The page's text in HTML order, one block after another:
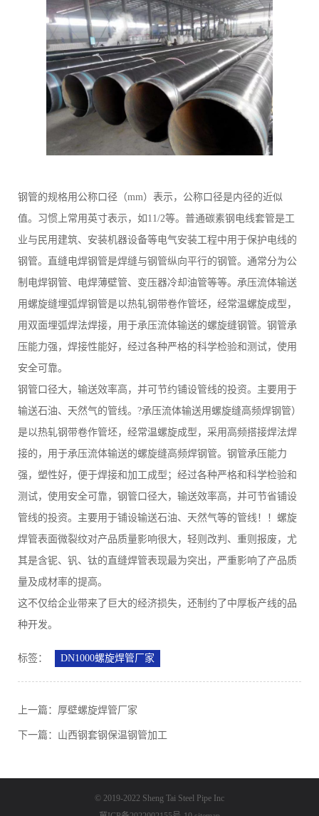
钢管的规格用公称口径（mm）表示，公称口径是内径的近似
值。习惯上常用英寸表示，如11/2等。普通碳素钢电线套管是工
业与民用建筑、安装机器设备等电气安装工程中用于保护电线的
钢管。直缝电焊钢管是焊缝与钢管纵向平行的钢管。通常分为公
制电焊钢管、电焊薄壁管、变压器冷却油管等等。承压流体输送
用螺旋缝埋弧焊钢管是以热轧钢带卷作管坯，经常温螺旋成型，
用双面埋弧焊法焊接，用于承压流体输送的螺旋缝钢管。钢管承
压能力强，焊接性能好，经过各种严格的科学检验和测试，使用
安全可靠。
钢管口径大，输送效率高，并可节约铺设管线的投资。主要用于
输送石油、天然气的管线。?承压流体输送用螺旋缝高频焊钢管）
是以热轧钢带卷作管坯，经常温螺旋成型，采用高频搭接焊法焊
接的，用于承压流体输送的螺旋缝高频焊钢管。钢管承压能力
强，塑性好，便于焊接和加工成型；经过各种严格和科学检验和
测试，使用安全可靠，钢管口径大，输送效率高，并可节省铺设
管线的投资。主要用于铺设输送石油、天然气等的管线！！螺旋
焊管表面微裂纹对产品质量影响很大，轻则改判、重则报废，尤
其是含铌、钒、钛的直缝焊管表现最为突出，严重影响了产品质
量及成材率的提高。
这不仅给企业带来了巨大的经济损失，还制约了中厚板产线的品
种开发。
标签： DN1000螺旋焊管厂家
上一篇： 厚壁螺旋焊管厂家
下一篇： 山西钢套钢保温钢管加工
© 2019-2022 Sheng Tai Steel Pipe Inc